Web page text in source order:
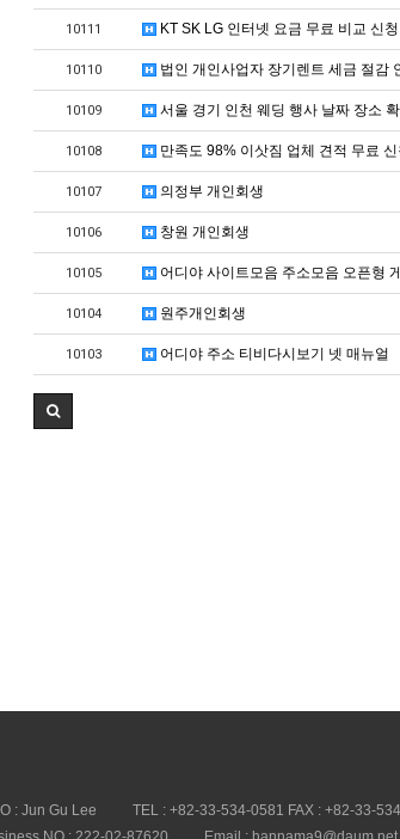
10111 KT SK LG 인터넷 요금 무료 비교 신청
10110 법인 개인사업자 장기렌트 세금 절감
10109 서울 경기 인천 웨딩 행사 날짜 장소
10108 만족도 98% 이삿짐 업체 견적 무료 신
10107 의정부 개인회생
10106 창원 개인회생
10105 어디야 사이트모음 주소모음 오픈형
10104 원주개인회생
10103 어디야 주소 티비다시보기 넷 매뉴얼
: Jun Gu Lee TEL : +82-33-534-0581 FAX : +82-33-